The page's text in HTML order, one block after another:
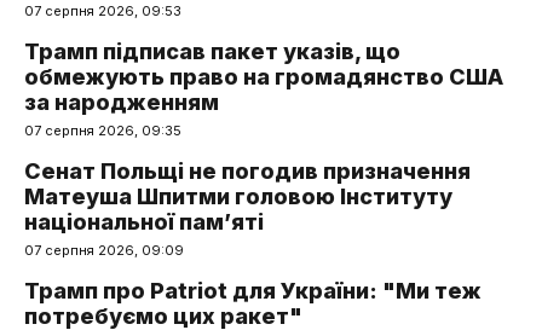
07 серпня 2026, 09:53
Трамп підписав пакет указів, що
обмежують право на громадянство США
за народженням
07 серпня 2026, 09:35
Сенат Польщі не погодив призначення
Матеуша Шпитми головою Інституту
національної пам’яті
07 серпня 2026, 09:09
Трамп про Patriot для України: "Ми теж
потребуємо цих ракет"